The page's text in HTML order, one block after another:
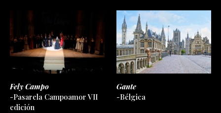
Fely Campo
-Pasarela Campoamor VII
edición
Gante
-Bélgica